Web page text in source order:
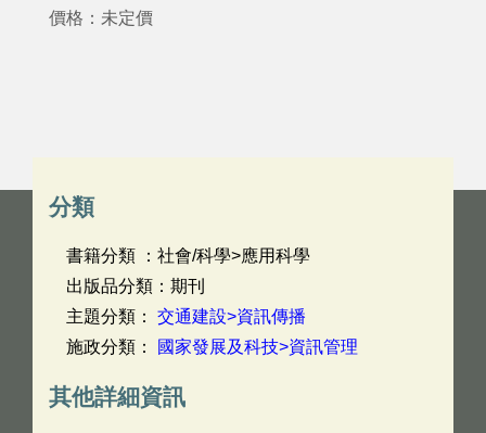
價格：未定價
分類
書籍分類 ：社會/科學>應用科學
出版品分類：期刊
主題分類： 交通建設>資訊傳播
施政分類：
國家發展及科技>資訊管理
其他詳細資訊